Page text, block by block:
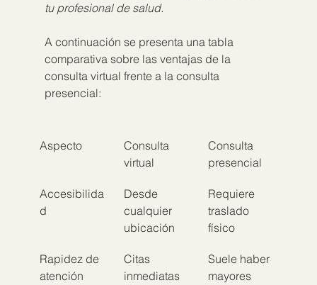
tu profesional de salud.
A continuación se presenta una tabla
comparativa sobre las ventajas de la
consulta virtual frente a la consulta
presencial:
Aspecto
Consulta
virtual
Consulta
presencial
Accesibilida
d
Desde
cualquier
ubicación
Requiere
traslado
físico
Rapidez de
atención
Citas
inmediatas
Suele haber
mayores